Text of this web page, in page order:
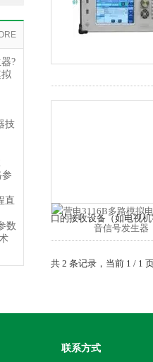
?
技
直
数
口的接收设备（如电视
共 2 条记录，当前 1 / 1
联系方式